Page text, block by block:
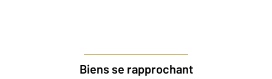
Biens se rapprochant